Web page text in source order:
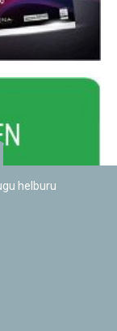
helburu